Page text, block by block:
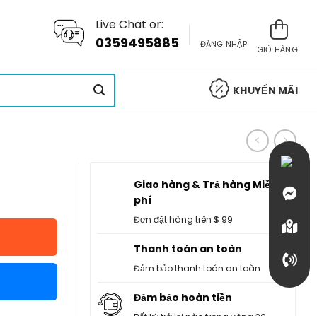
Live Chat or:
0359495885 ĐĂNG NHẬP
GIỎ HÀNG
KHUYẾN MÃI
Giao hàng & Trả hàng Miễn
phí
Đơn đặt hàng trên $ 99
Thanh toán an toàn
Đảm bảo thanh toán an toàn
Đảm bảo hoàn tiền